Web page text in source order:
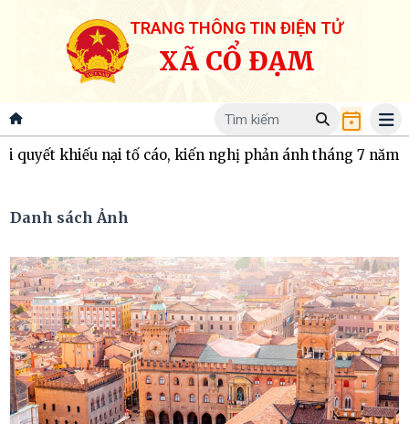
TRANG THÔNG TIN ĐIỆN TỬ
XÃ CỔ ĐẠM
nại tố cáo, kiến nghị phản ánh tháng 7 năm 2026 Quỹ
Danh sách Ảnh